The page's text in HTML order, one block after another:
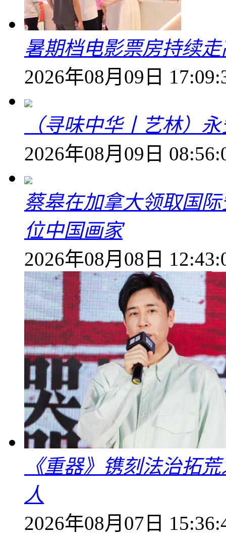
暑期档电影票房持续
2026年08月09日
（寻味中华丨艺林）
2026年08月09日
蔡皋在加拿大领取国
位中国画家
2026年08月08日
《重器》镌刻法治拓
人
2026年08月07日